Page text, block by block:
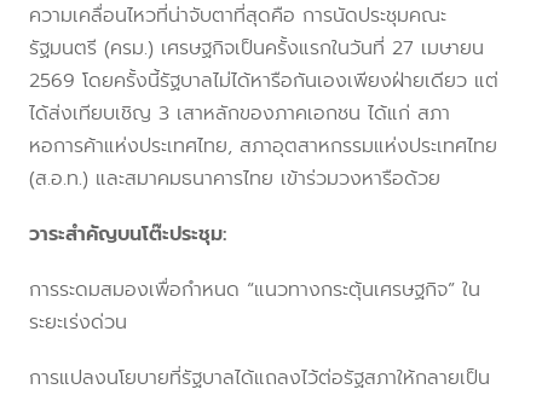
ความเคลื่อนไหวที่น่าจับตาที่สุดคือ การนัดประชุมคณะ
รัฐมนตรี (ครม.) เศรษฐกิจเป็นครั้งแรกในวันที่ 27 เมษายน
2569 โดยครั้งนี้รัฐบาลไม่ได้หารือกันเองเพียงฝ่ายเดียว แต่
ได้ส่งเทียบเชิญ 3 เสาหลักของภาคเอกชน ได้แก่ สภา
หอการค้าแห่งประเทศไทย, สภาอุตสาหกรรมแห่งประเทศไทย
(ส.อ.ท.) และสมาคมธนาคารไทย เข้าร่วมวงหารือด้วย
วาระสำคัญบนโต๊ะประชุม:
การระดมสมองเพื่อกำหนด “แนวทางกระตุ้นเศรษฐกิจ” ใน
ระยะเร่งด่วน
การแปลงนโยบายที่รัฐบาลได้แถลงไว้ต่อรัฐสภาให้กลายเป็น